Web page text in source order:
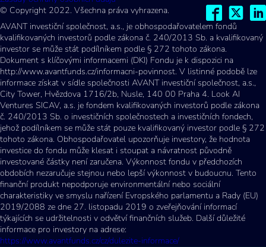
© Copyright 2022. Všechna práva vyhrazena.
AVANT investiční společnost, a.s., je obhospodařovatelem fondů
kvalifikovaných investorů podle zákona č. 240/2013 Sb. a kvalifikovaný
investor se může stát podílníkem podle § 272 tohoto zákona.
Dokument s klíčovými informacemi (DKI) Fondu je k dispozici na
http://www.avantfunds.cz/informacni-povinnost. V listinné podobě lze
informace získat v sídle společnosti AVANT investiční společnost, a.s.,
City Tower, Hvězdova 1716/2b, Nusle, 140 00 Praha 4. Look AI
Ventures SICAV, a.s. je fondem kvalifikovaných investorů podle zákona
č. 240/2013 Sb. o investičních společnostech a investičních fondech,
jehož podílníkem se může stát pouze kvalifikovaný investor podle § 272
tohoto zákona. Obhospodařovatel upozorňuje investory, že hodnota
investice do fondu může klesat i stoupat a návratnost původně
investované částky není zaručena. Výkonnost fondu v předchozích
obdobích nezaručuje stejnou nebo lepší výkonnost v budoucnu. Tento
finanční produkt nepodporuje environmentální nebo sociální
charakteristiky ve smyslu nařízení Evropského parlamentu a Rady (EU)
2019/2088 ze dne 27. listopadu 2019 o zveřejňování informací
týkajících se udržitelnosti v odvětví finančních služeb. Další důležité
informace pro investory na adrese:
https://www.avantfunds.cz/cz/dulezite-informace/